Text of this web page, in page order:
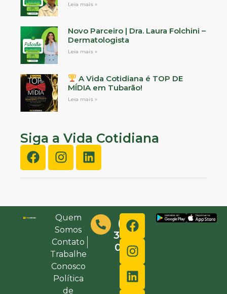
Leia mais »
Novo Parceiro | Dra. Laura Folchini –
Dermatologista
Leia mais »
A Vida Cotidiana é TOP DE
MÍDIA em Tubarão!
Leia mais »
Siga a Vida Cotidiana
Quem
Somos
Contato
Trabalhe
Conosco
Política
de
(48)
3632-
0000